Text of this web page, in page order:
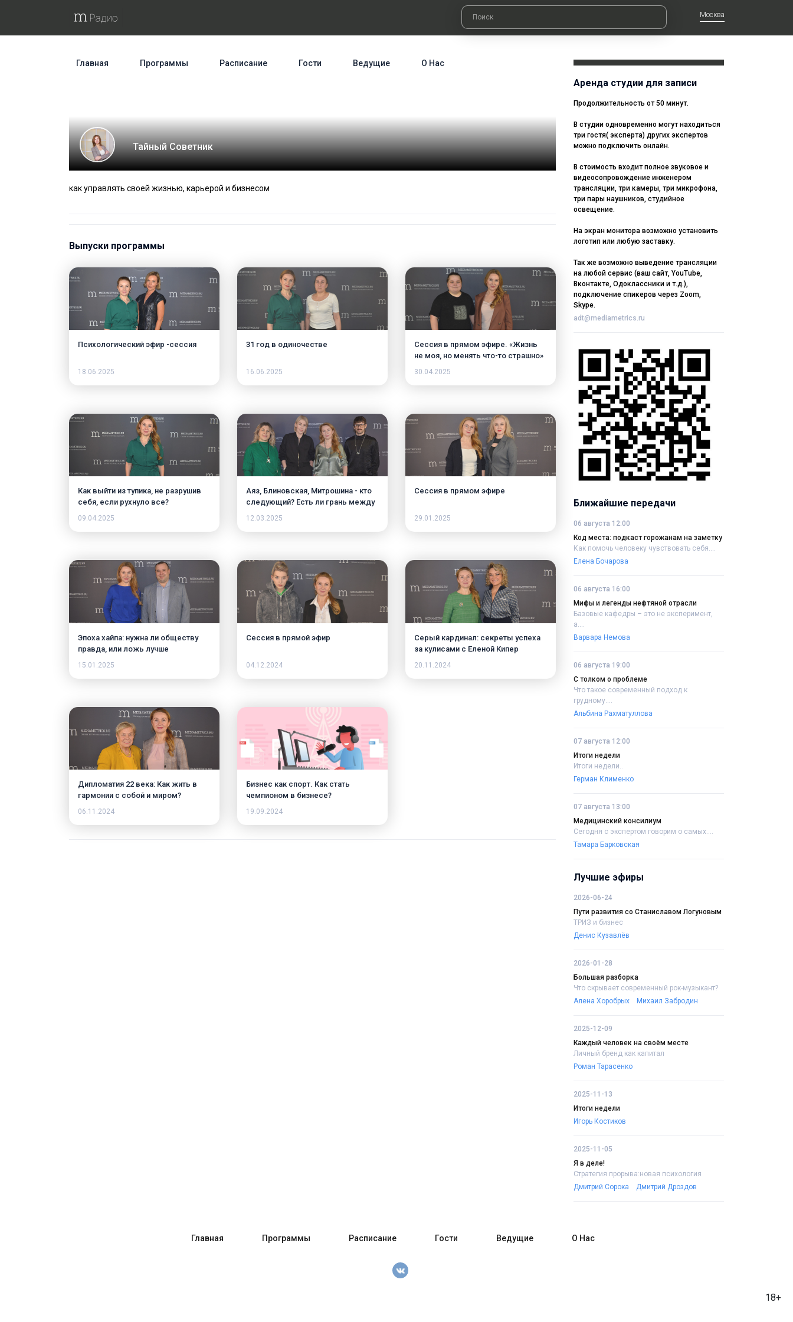
Москва
Главная Программы Расписание Гости Ведущие О Нас
Тайный Советник
как управлять своей жизнью, карьерой и бизнесом
Выпуски программы
Психологический эфир -сессия
18.06.2025
31 год в одиночестве
16.06.2025
Сессия в прямом эфире. «Жизнь
не моя, но менять что-то страшно»
В прямом эфире психолог
своим настоящим призванием.
30.04.2025
Как выйти из тупика, не разрушив
себя, если рухнуло все?
09.04.2025
Аяз, Блиновская, Митрошина - кто
следующий? Есть ли грань между
инфобизнесом и инфоцыганством?
12.03.2025
Сессия в прямом эфире
29.01.2025
Эпоха хайпа: нужна ли обществу
правда, или ложь лучше
15.01.2025
Сессия в прямой эфир
04.12.2024
Серый кардинал: секреты успеха
за кулисами с Еленой Кипер
20.11.2024
Дипломатия 22 века: Как жить в
гармонии с собой и миром?
06.11.2024
Бизнес как спорт. Как стать
чемпионом в бизнесе?
19.09.2024
Аренда студии для записи
Продолжительность от 50 минут.
В студии одновременно могут находиться
три гостя( эксперта) других экспертов
можно подключить онлайн.
В стоимость входит полное звуковое и
видеосопровождение инженером
трансляции, три камеры, три микрофона,
три пары наушников, студийное
освещение.
На экран монитора возможно установить
логотип или любую заставку.
Так же возможно выведение трансляции
на любой сервис (ваш сайт, YouTube,
Вконтакте, Одоклассники и т.д.),
подключение спикеров через Zoom,
Skype.
adt@mediametrics.ru
Ближайшие передачи
06 августа 12:00
Код места: подкаст горожанам на заметку
Как помочь человеку чувствовать себя....
Елена Бочарова
06 августа 16:00
Мифы и легенды нефтяной отрасли
Базовые кафедры – это не эксперимент,
а....
Варвара Немова
06 августа 19:00
С толком о проблеме
Что такое современный подход к
грудному....
Альбина Рахматуллова
07 августа 12:00
Итоги недели
Итоги недели..
Герман Клименко
07 августа 13:00
Медицинский консилиум
Сегодня с экспертом говорим о самых....
Тамара Барковская
Лучшие эфиры
2026-06-24
Пути развития со Станиславом Логуновым
ТРИЗ и бизнес
Денис Кузавлёв
2026-01-28
Большая разборка
Что скрывает современный рок-музыкант?
Алена Хоробрых
Михаил Забродин
2025-12-09
Каждый человек на своём месте
Личный бренд как капитал
Роман Тарасенко
2025-11-13
Итоги недели
Игорь Костиков
2025-11-05
Я в деле!
Стратегия прорыва:новая психология
Дмитрий Сорока
Дмитрий Дроздов
18+
Главная Программы Расписание Гости Ведущие О Нас